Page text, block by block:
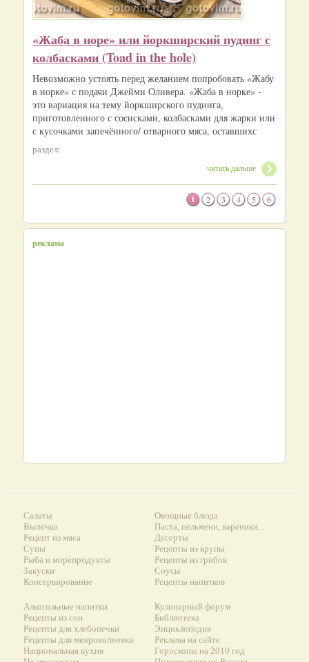
«Жаба в норе» или йоркширский пудинг с
колбасками (Toad in the hole)
Невозможно устоять перед желанием попробовать «Жабу
в норке» с подачи Джейми Оливера. «Жаба в норке» -
это вариация на тему йоркширского пудинга,
приготовленного с сосисками, колбасками для жарки или
с кусочками запечённого/ отварного мяса, оставшихс
раздел:
читать дальше
1 2 3 4 5 6
реклама
Салаты
Выпечка
Рецепт из мяса
Супы
Рыба и морепродукты
Закуски
Консервирование
Овощные блюда
Паста, пельмени, вареники...
Десерты
Рецепты из крупы
Рецепты из грибов
Соусы
Рецепты напитков
Алкогольные напитки
Рецепты из сои
Рецепты для хлебопечки
Рецепты для микроволновки
Национальная кухня
Кулинарный форум
Библиотека
Энциклопедия
Реклама на сайте
Гороскопы на 2010 год